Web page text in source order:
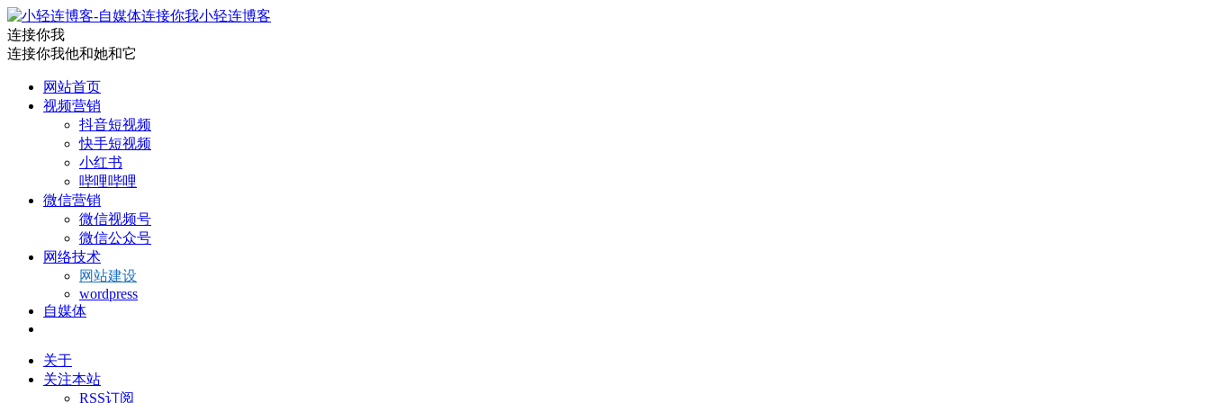
小轻连博客
连接你我
连接你我他和她和它
网站首页
视频营销
抖音短视频
快手短视频
小红书
哔哩哔哩
微信营销
微信视频号
微信公众号
网络技术
网站建设
wordpress
自媒体
关于
关注本站
RSS订阅